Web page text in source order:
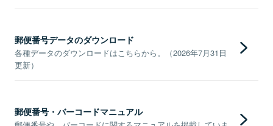
郵便番号データのダウンロード
各種データのダウンロードはこちらから。（2026年7月31日
更新）
郵便番号・バーコードマニュアル